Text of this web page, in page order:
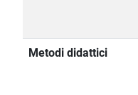
Metodi didattici